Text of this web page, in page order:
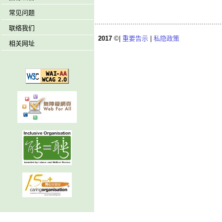
常见问题
联络我们
相关网址
2017 ©| 重要告示 私隐政策